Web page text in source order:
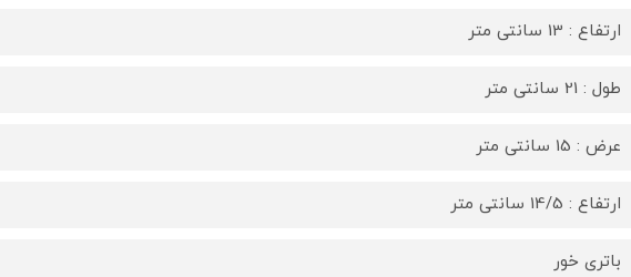
ارتفاع : 13 سانتی متر
طول : 21 سانتی متر
عرض : 15 سانتی متر
ارتفاع : 14/5 سانتی متر
باتری خور